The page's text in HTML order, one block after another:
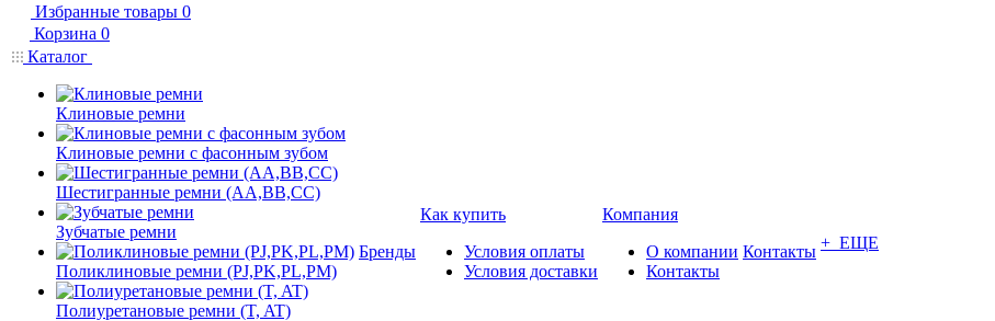
Избранные товары 0
Корзина 0
Каталог
Клиновые ремни
Клиновые ремни с фасонным зубом
Шестигранные ремни (AA,BB,CC)
Зубчатые ремни
Поликлиновые ремни (PJ,PK,PL,PM)
Полиуретановые ремни (T, AT)
Бренды
Как купить
Условия оплаты
Условия доставки
Компания
О компании
Контакты
Контакты + ЕЩЕ